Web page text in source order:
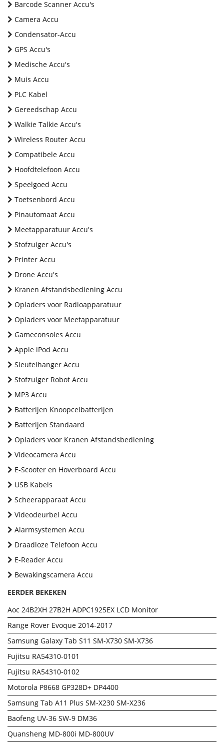
Barcode Scanner Accu's
Camera Accu
Condensator-Accu
GPS Accu's
Medische Accu's
Muis Accu
PLC Kabel
Gereedschap Accu
Walkie Talkie Accu's
Wireless Router Accu
Compatibele Accu
Hoofdtelefoon Accu
Speelgoed Accu
Toetsenbord Accu
Pinautomaat Accu
Meetapparatuur Accu's
Stofzuiger Accu's
Printer Accu
Drone Accu's
Kranen Afstandsbediening Accu
Opladers voor Radioapparatuur
Opladers voor Meetapparatuur
Gameconsoles Accu
Apple iPod Accu
Sleutelhanger Accu
Stofzuiger Robot Accu
MP3 Accu
Batterijen Knoopcelbatterijen
Batterijen Standaard
Opladers voor Kranen Afstandsbediening
Videocamera Accu
E-Scooter en Hoverboard Accu
USB Kabels
Scheerapparaat Accu
Videodeurbel Accu
Alarmsystemen Accu
Draadloze Telefoon Accu
E-Reader Accu
Bewakingscamera Accu
EERDER BEKEKEN
Aoc 24B2XH 27B2H ADPC1925EX LCD Monitor
Range Rover Evoque 2014-2017
Samsung Galaxy Tab S11 SM-X730 SM-X736
Fujitsu RA54310-0101
Fujitsu RA54310-0102
Motorola P8668 GP328D+ DP4400
Samsung Tab A11 Plus SM-X230 SM-X236
Baofeng UV-36 SW-9 DM36
Quansheng MD-800i MD-800UV